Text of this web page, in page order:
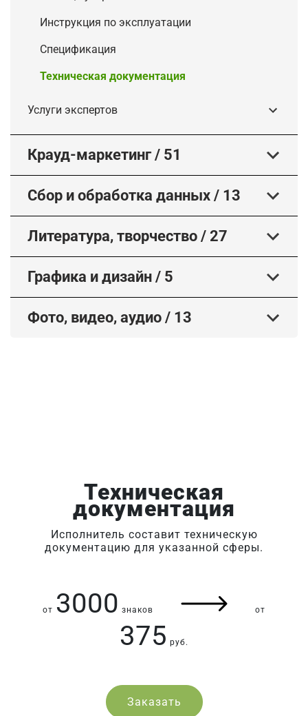
Инструкция по эксплуатации
Спецификация
Техническая документация
Услуги экспертов
Крауд-маркетинг / 51
Сбор и обработка данных / 13
Литература, творчество / 27
Графика и дизайн / 5
Фото, видео, аудио / 13
Техническая
документация
Исполнитель составит техническую
документацию для указанной сферы.
от 3000 знаков от
375 руб.
Заказать